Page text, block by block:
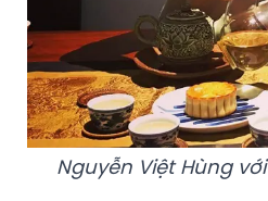
Nguyễn Việt Hùng